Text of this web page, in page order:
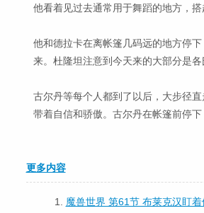
他看着见过去通常用于舞蹈的地方，
他和德拉卡在离帐篷几码远的地方停
来。杜隆坦注意到今天来的大部分是
古尔丹等每个人都到了以后，大步径
带着自信和骄傲。古尔丹在帐篷前停下
更多内容
1. 魔兽世界 第61节 布莱克汉盯